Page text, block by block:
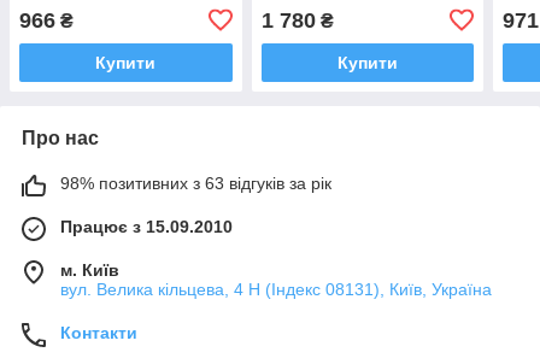
966 ₴
Купити
1 780₴
Купити
971
Про нас
98% позитивних з 63 відгуків за рік
Працює з 15.09.2010
м. Київ
вул. Велика кільцева, 4 Н (Індекс 08131), Київ, Україна
Контакти